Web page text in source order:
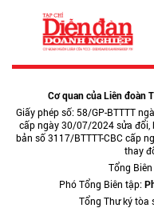
Cơ quan của Liên đoàn
Giấy phép số: 58/GP-BTTTT
cấp ngày 30/07/2024 sửa đổi,
bản số 3117/BTTTT-CBC cấp
thay
Tổng
Phó Tổng Biên tập:
Tổng Thư ký tòa